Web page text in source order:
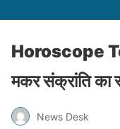
Horoscope
मकर संक्रांति का
News Desk